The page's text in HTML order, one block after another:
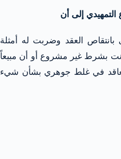
إلى أن
العقد وضربت له أمثلة
بشرط غير مشروع أو أن مبيعاً
في غلط جوهري بشأن شيء